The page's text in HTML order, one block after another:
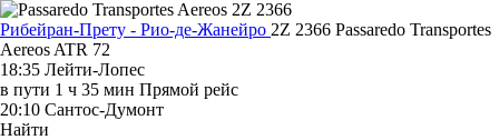
Рибейран-Прету - Рио-де-Жанейро 2Z 2366 Passaredo Transportes
Aereos ATR 72
18:35 Лейти-Лопес
в пути 1 ч 35 мин Прямой рейс
20:10 Сантос-Думонт
Найти